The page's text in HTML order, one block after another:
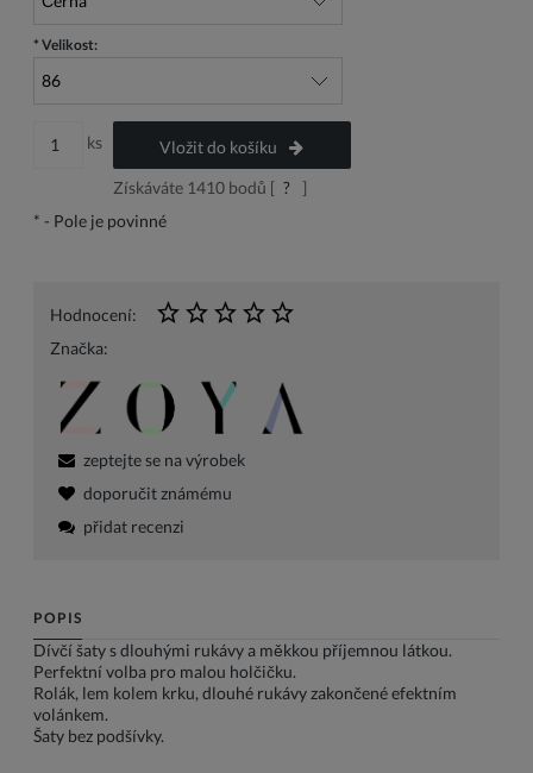
* Velikost:
ks
Vložit do košíku
Získáváte 1410bodů [ ?
]
* - Pole je povinné
Hodnocení:
Značka:
zeptejte se na výrobek
doporučit známému
přidat recenzi
POPIS
Dívčí šaty s dlouhými rukávy a měkkou příjemnou látkou.
Perfektní volba pro malou holčičku.
Rolák, lem kolem krku, dlouhé rukávy zakončené efektním
volánkem.
Šaty bez podšívky.